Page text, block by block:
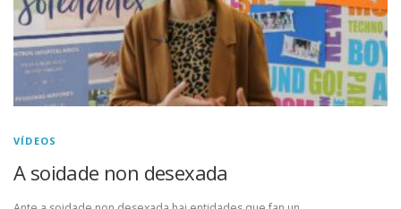
VÍDEOS
A soidade non desexada